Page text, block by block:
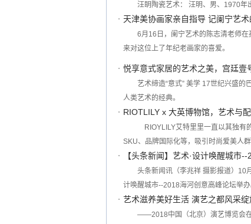
汪眀陶瓷艺术： 汪明、男、1970年
天津美协画家亲自指导 记阑宁艺
6月16日，阑宁艺术的陈志清老师
来对这位上了年纪老画家的喜爱。
悦享意式家居的艺术之美，宫廷壹
艺术缔造“意式” 美学 17世纪兴盛
人类艺术的经典。
RIOTLILY x 大英博物馆，艺术与
RIOYLILY艾特里里一直以其独有
SKU、品牌国际化等，吸引时尚爱美人
【头条新闻】艺术·设计唤醒城市
头条新闻讯（李兆祥 摄影报道）10
计唤醒城市--2018海河创意高峰论坛举办
艺术滋养美好生活 演艺之都风采绽
——2018中国（北京）演艺博览会